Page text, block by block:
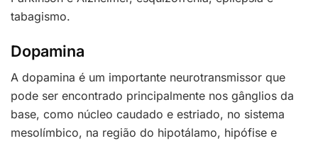
tabagismo.
Dopamina
A dopamina é um importante neurotransmissor que
pode ser encontrado principalmente nos gânglios da
base, como núcleo caudado e estriado, no sistema
mesolímbico, na região do hipotálamo, hipófise e